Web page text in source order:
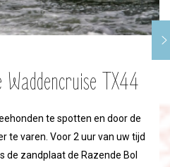
TX44
te spotten en door de
te varen. Voor 2 uur van uw tijd
de zandplaat de Razende Bol